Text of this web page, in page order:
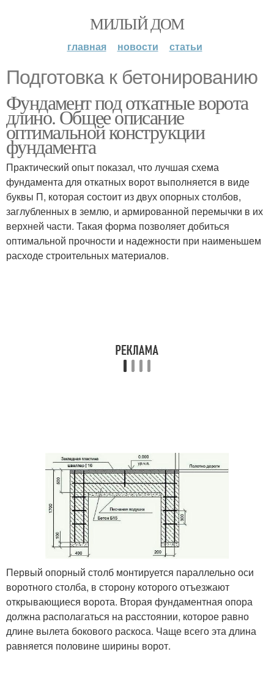
МИЛЫЙ ДОМ
главная новости статьи
Подготовка к бетонированию
Фундамент под откатные ворота
длино. Общее описание
оптимальной конструкции
фундамента
Практический опыт показал, что лучшая схема
фундамента для откатных ворот выполняется в виде
буквы П, которая состоит из двух опорных столбов,
заглубленных в землю, и армированной перемычки в их
верхней части. Такая форма позволяет добиться
оптимальной прочности и надежности при наименьшем
расходе строительных материалов.
Первый опорный столб монтируется параллельно оси
воротного столба, в сторону которого отъезжают
открывающиеся ворота. Вторая фундаментная опора
должна располагаться на расстоянии, которое равно
длине вылета бокового раскоса. Чаще всего эта длина
равняется половине ширины ворот.